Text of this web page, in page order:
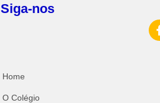
Siga-nos
Home
O Colégio